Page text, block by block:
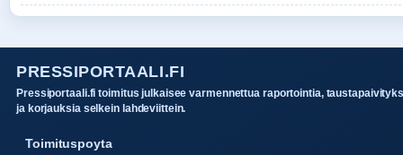
PRESSIPORTAALI.FI
Pressiportaali.fi toimitus julkaisee varmennettua raportointia,
ja korjauksia selkein lahdeviittein.
Toimituspoyta